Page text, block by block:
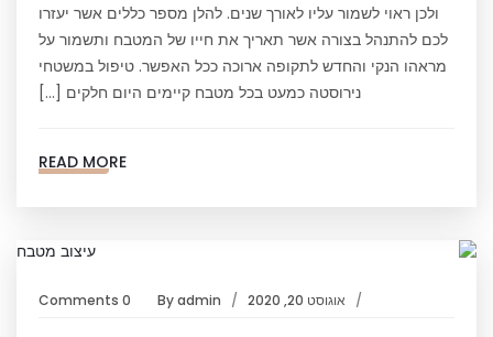
ולכן ראוי לשמור עליו לאורך שנים. להלן מספר כללים אשר יעזרו
לכם להתנהל בצורה אשר תאריך את חייו של המטבח ותשמור על
מראהו הנקי והחדש לתקופה ארוכה ככל האפשר. טיפול במשטחי
נירוסטה כמעט בכל מטבח קיימים היום חלקים […]
READ MORE
אוגוסט 20, 2020 Byadmin
0 Comments